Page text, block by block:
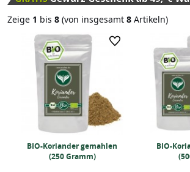
Zeige 1 bis 8 (von insgesamt 8 Artikeln)
BIO-Koriander gemahlen
(250 Gramm)
BIO-